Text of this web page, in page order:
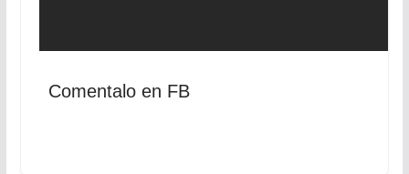
Comentalo en FB